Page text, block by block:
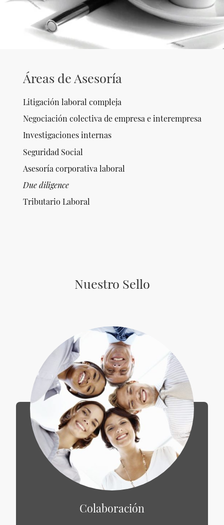
Áreas de Asesoría
Litigación laboral compleja
Negociación colectiva de empresa e interempresa
Investigaciones internas
Seguridad Social
Asesoría corporativa laboral
Due diligence
Tributario Laboral
Nuestro Sello
Colaboración